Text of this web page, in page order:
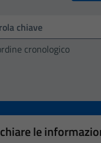
cronologico
le